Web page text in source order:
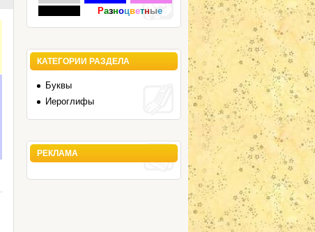
Разноцветные
КАТЕГОРИИ РАЗДЕЛА
Буквы
Иероглифы
РЕКЛАМА